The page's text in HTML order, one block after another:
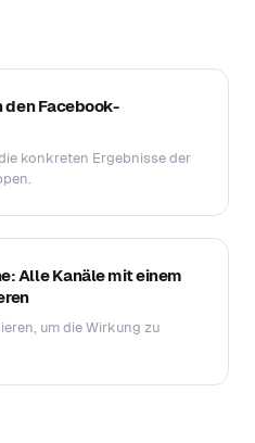
den Facebook-
konkreten Ergebnisse der
Alle Kanäle mit einem
um die Wirkung zu